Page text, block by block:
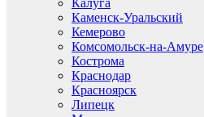
Калуга
Каменск-Уральский
Кемерово
Комсомольск-на-Амуре
Кострома
Краснодар
Красноярск
Липецк